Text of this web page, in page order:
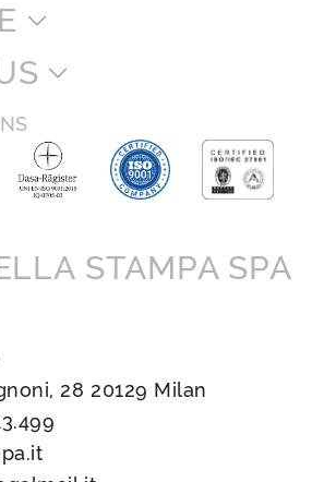
STAMPA SPA
28 20129 Milan